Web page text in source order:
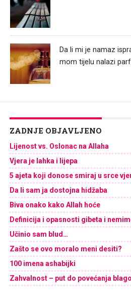
Da li mi je namaz
mom tijelu nalazi
ZADNJE OBJAVLJENO
Lijenost vs. Oslonac na Allaha
Vjera je lahka i lijepa
5 ajeta koji donose smiraj u srce
Da li sam ja dostojna hidžaba
Biva onako kako Allah hoće
Definicija i opasnosti gibeta i
Učinio sam blud…
Zašto se ovo moralo meni desiti?
100 imena ashabijki
Zahvalnost – put do povećanja